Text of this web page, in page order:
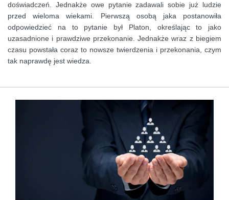
doświadczeń. Jednakże owe pytanie zadawali sobie już ludzie
przed wieloma wiekami. Pierwszą osobą jaka postanowiła
odpowiedzieć na to pytanie był Platon, określając to jako
uzasadnione i prawdziwe przekonanie. Jednakże wraz z biegiem
czasu powstała coraz to nowsze twierdzenia i przekonania, czym
tak naprawdę jest wiedza.